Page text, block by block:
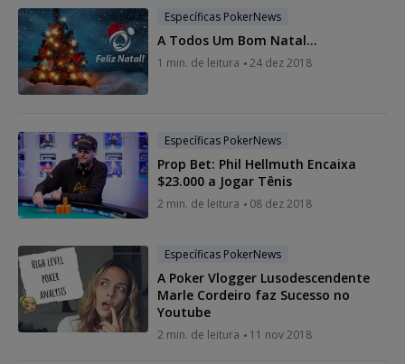
Específicas PokerNews
A Todos Um Bom Natal...
1 min. de leitura 24 dez 2018
Específicas PokerNews
Prop Bet: Phil Hellmuth Encaixa
$23.000 a Jogar Tênis
2 min. de leitura 08 dez 2018
Específicas PokerNews
A Poker Vlogger Lusodescendente
Marle Cordeiro faz Sucesso no
Youtube
2 min. de leitura 11 nov 2018